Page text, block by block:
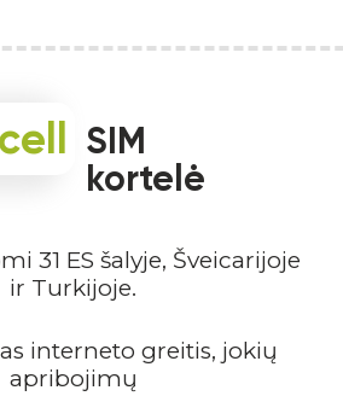
31 ES šalyje, Šveicarijoje
ir Turkijoje.
SIM
kortelė
interneto greitis, jokių
apribojimų